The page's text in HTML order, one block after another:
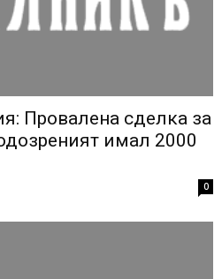
Провалена сделка за
имал 2000
0